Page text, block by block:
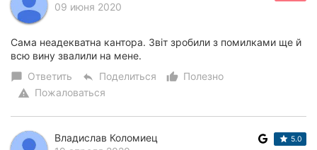
09 июня 2020
Сама неадекватна кантора. Звіт зробили з помилками ще й
всю вину звалили на мене.
chat_bubble Ответить reply Поделиться thumb_up_alt
Полезно
warning Пожаловаться
Владислав Коломиец
5.0